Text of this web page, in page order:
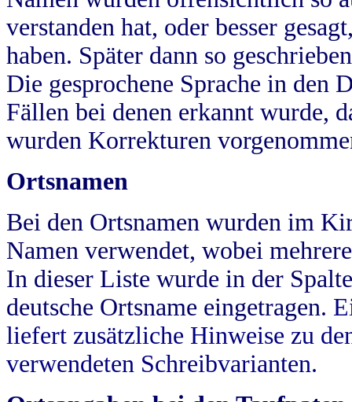
verstanden hat, oder besser
haben. Später dann so
Die gesprochene Sprache in
Fällen bei denen erkannt wurde,
wurden Korrekturen
Ortsnamen
Bei den Ortsnamen wurden im
Namen verwendet, wobei
In dieser Liste wurde in der
deutsche Ortsname eingetragen.
liefert zusätzliche Hinweise zu
verwendeten Schreibvarianten.